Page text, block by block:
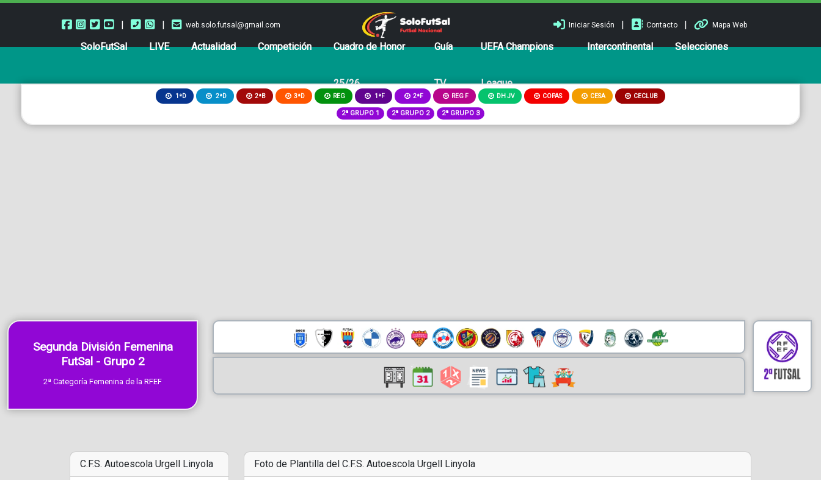
| | web.solo.futsal@gmail.com Iniciar Sesión | Contacto | Mapa Web
SoloFutSal LIVE Actualidad Competición Cuadro de Honor
25/26
Guía
TV
UEFA Champions
League
Intercontinental Selecciones
1ªD 2ªD 2ªB 3ªD REG 1ªF 2ªF REG F DH JV COPAS CESA CECLUB
2ª GRUPO 1 2ª GRUPO 2 2ª GRUPO 3
Segunda División Femenina
FutSal - Grupo 2
2ª Categoría Femenina de la RFEF
C.F.S. Autoescola Urgell Linyola Foto de Plantilla del C.F.S. Autoescola Urgell Linyola